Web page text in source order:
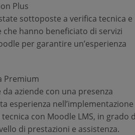
Plus
sottoposte a verifica tecnica e
hanno beneficiato di servizi
per garantire un’esperienza
Premium
aziende con una presenza
esperienza nell’implementazione
con Moodle LMS, in grado
di prestazioni e assistenza.